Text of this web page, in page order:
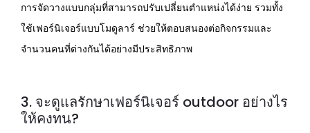
การจัดวางแบบกลุ่มที่สามารถปรับเปลี่ยนตำแหน่งได้ง่าย รวมทั้ง
ใช้เฟอร์นิเจอร์แบบโมดูลาร์ ช่วยให้ตอบสนองต่อกิจกรรมและ
จำนวนคนที่ต่างกันได้อย่างมีประสิทธิภาพ
3. จะดูแลรักษาเฟอร์นิเจอร์ outdoor อย่างไร
ให้คงทน?